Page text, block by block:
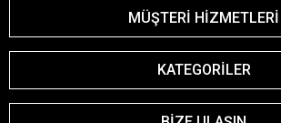
MÜŞTERİ HİZMETLERİ
KATEGORİLER